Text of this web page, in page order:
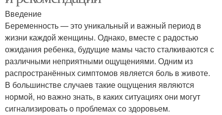
Введение
Беременность — это уникальный и важный период в
жизни каждой женщины. Однако, вместе с радостью
ожидания ребенка, будущие мамы часто сталкиваются с
различными неприятными ощущениями. Одним из
распространённых симптомов является боль в животе.
В большинстве случаев такие ощущения являются
нормой, но важно знать, в каких ситуациях они могут
сигнализировать о проблемах со здоровьем.